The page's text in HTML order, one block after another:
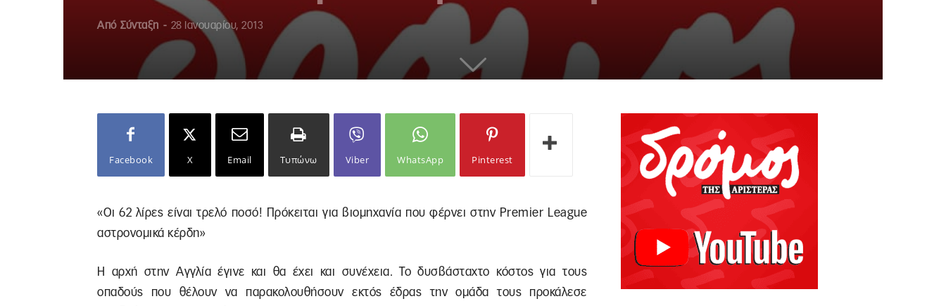
Από Σύνταξη - 28 Ιανουαρίου, 2013
Facebook X Email Τυπώνω Viber WhatsApp Pinterest
«Οι 62 λίρες είναι τρελό ποσό! Πρόκειται για βιομηχανία που φέρνει στην Premier League
αστρονομικά κέρδη»
Η αρχή στην Αγγλία έγινε και θα έχει και συνέχεια. Το δυσβάσταχτο κόστος για τους
οπαδούς που θέλουν να παρακολουθήσουν εκτός έδρας την ομάδα τους προκάλεσε